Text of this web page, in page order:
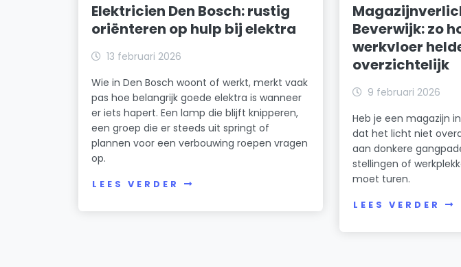
Elektricien Den Bosch: rustig
oriënteren op hulp bij elektra
13 februari 2026
Wie in Den Bosch woont of werkt, merkt vaak
pas hoe belangrijk goede elektra is wanneer
er iets hapert. Een lamp die blijft knipperen,
een groep die er steeds uit springt of
plannen voor een verbouwing roepen vragen
op.
LEES VERDER
Beverwijk: zo
werkvloer
overzichtelijk
9 februari 2026
Heb je een magazijn
dat het licht niet
aan donkere
stellingen of
moet turen.
LEES VERDER